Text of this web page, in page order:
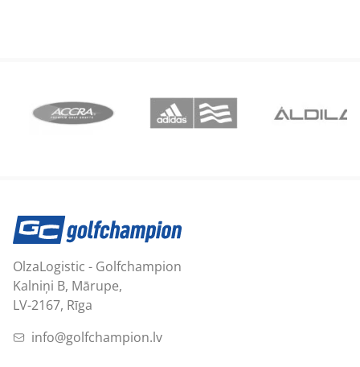
OlzaLogistic - Golfchampion
Kalniņi B, Mārupe,
LV-2167, Rīga
info@golfchampion.lv